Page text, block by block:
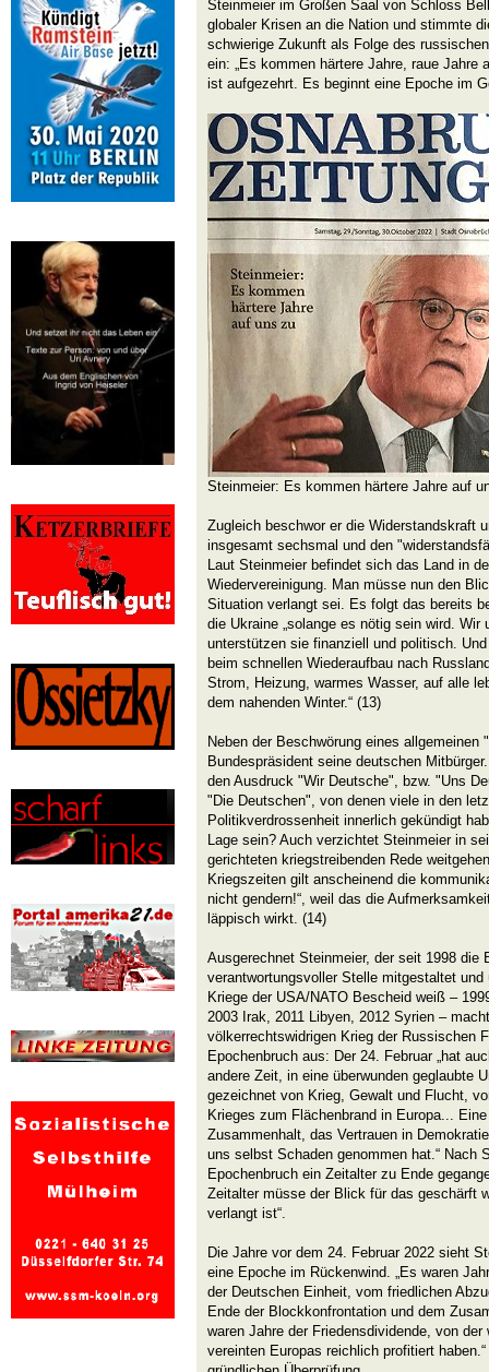
Steinmeier im Großen Saal von Schloss
globaler Krisen an die Nation und stimmte
schwierige Zukunft als Folge des
ein: „Es kommen härtere Jahre, raue Jahre
ist aufgezehrt. Es beginnt eine Epoche im
Steinmeier: Es kommen härtere Jahre auf
Zugleich beschwor er die Widerstandskraft
insgesamt sechsmal und den
Laut Steinmeier befindet sich das Land in
Wiedervereinigung. Man müsse nun den
Situation verlangt sei. Es folgt das bereits
die Ukraine „solange es nötig sein wird.
unterstützen sie finanziell und politisch.
beim schnellen Wiederaufbau nach
Strom, Heizung, warmes Wasser, auf alle
dem nahenden Winter.“ (13)
Neben der Beschwörung eines allgemeinen
Bundespräsident seine deutschen
den Ausdruck "Wir Deutsche", bzw. "Uns
"Die Deutschen", von denen viele in den
Politikverdrossenheit innerlich gekündigt
Lage sein? Auch verzichtet Steinmeier in
gerichteten kriegstreibenden Rede
Kriegszeiten gilt anscheinend die
nicht gendern!“, weil das die
läppisch wirkt. (14)
Ausgerechnet Steinmeier, der seit 1998 die
verantwortungsvoller Stelle mitgestaltet
Kriege der USA/NATO Bescheid weiß –
2003 Irak, 2011 Libyen, 2012 Syrien –
völkerrechtswidrigen Krieg der Russischen
Epochenbruch aus: Der 24. Februar „hat
andere Zeit, in eine überwunden geglaubte
gezeichnet von Krieg, Gewalt und Flucht,
Krieges zum Flächenbrand in Europa...
Zusammenhalt, das Vertrauen in
uns selbst Schaden genommen hat.“ Nach
Epochenbruch ein Zeitalter zu Ende
Zeitalter müsse der Blick für das geschärft
verlangt ist“.
Die Jahre vor dem 24. Februar 2022 sieht
eine Epoche im Rückenwind. „Es waren
der Deutschen Einheit, vom friedlichen
Ende der Blockkonfrontation und dem
waren Jahre der Friedensdividende, von
vereinten Europas reichlich profitiert